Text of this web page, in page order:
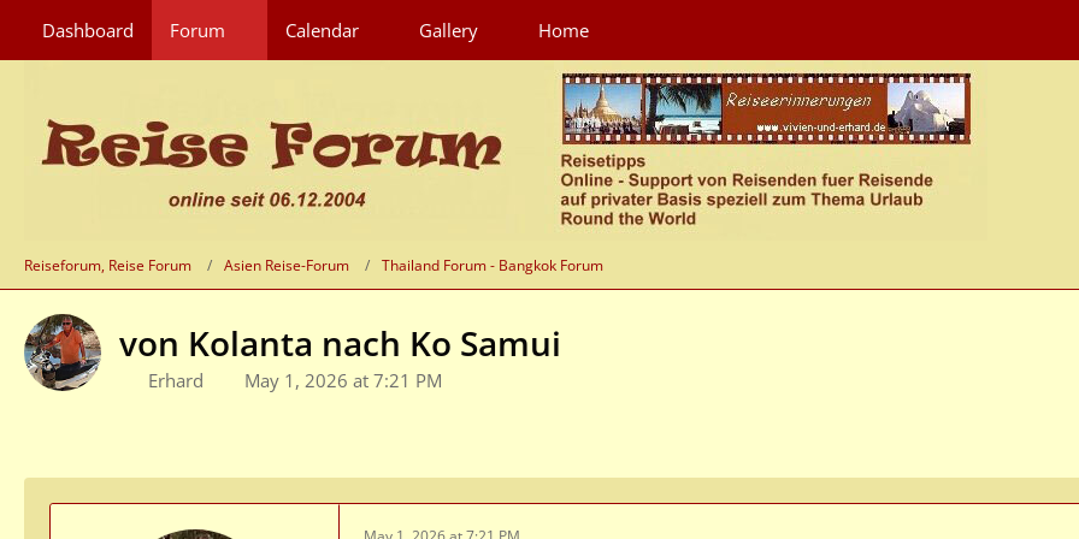
Dashboard Forum Calendar Gallery Home
Reiseforum, Reise Forum Asien Reise-Forum Thailand Forum - Bangkok Forum
von Kolanta nach Ko Samui
Erhard May 1, 2026 at 7:21 PM